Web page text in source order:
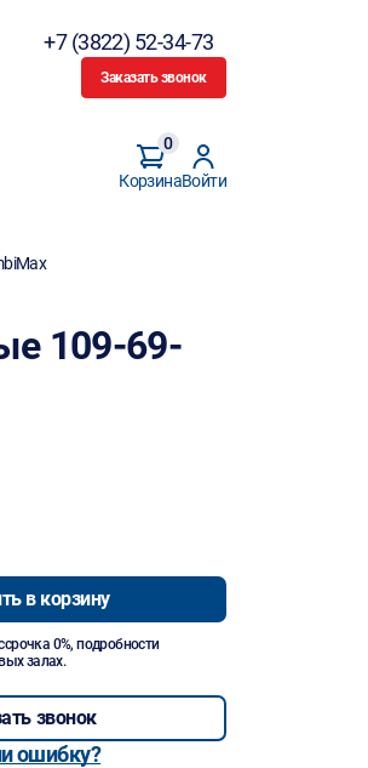
+7 (3822) 52-34-73
Заказать звонок
Корзина
0
Войти
109-69-
в корзину
0%, подробности
залах.
звонок
ошибку?